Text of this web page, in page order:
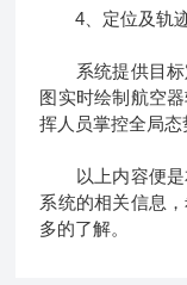
4、定位及轨
系统提供目标
图实时绘制航空
挥人员掌控全局态
以上内容便是
系统的相关信息
多的了解。